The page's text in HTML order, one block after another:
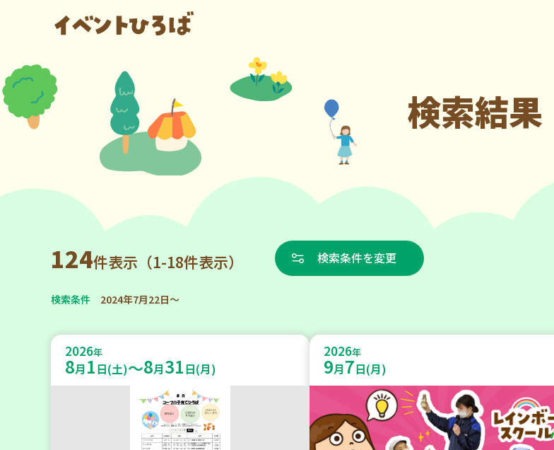
検索結果
124件表示（1-18件表示） 検索条件を変更
検索条件 2024年7月22日～
2026年
8月 1日(土)～8月31日(月)
2026年
9月7日(月)